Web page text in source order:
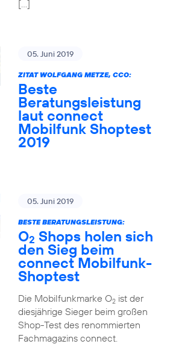
[…]
05. Juni 2019
ZITAT WOLFGANG METZE, CCO:
Beste
Beratungsleistung
laut connect
Mobilfunk Shoptest
2019
05. Juni 2019
BESTE BERATUNGSLEISTUNG:
O2 Shops holen sich
den Sieg beim
connect Mobilfunk-
Shoptest
Die Mobilfunkmarke O2ist der
diesjährige Sieger beim großen
Shop-Test des renommierten
Fachmagazins connect.